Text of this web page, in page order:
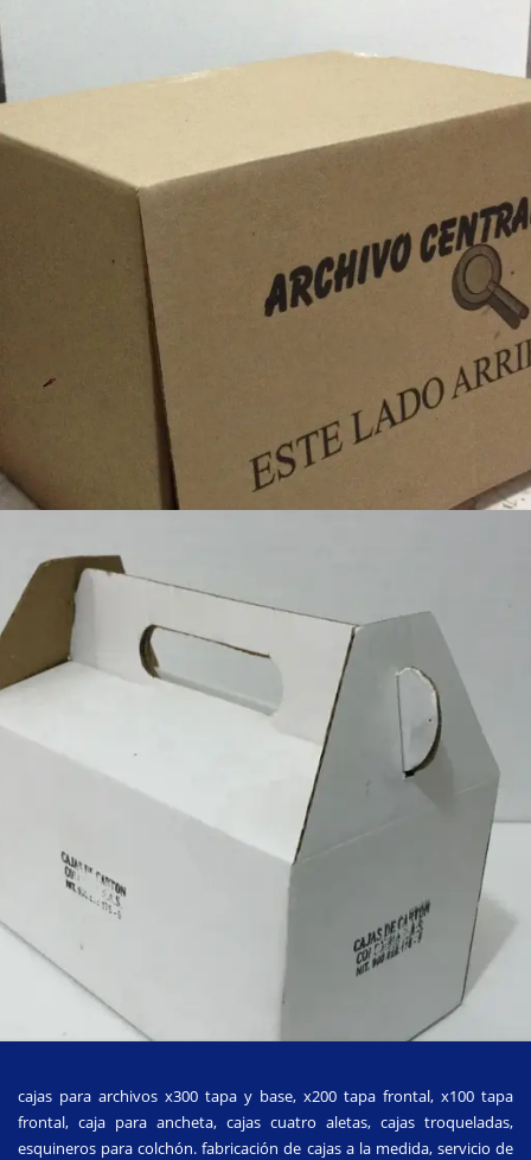
cajas para archivos x300 tapa y base, x200 tapa frontal, x100 tapa
frontal, caja para ancheta, cajas cuatro aletas, cajas troqueladas,
esquineros para colchón. fabricación de cajas a la medida, servicio de